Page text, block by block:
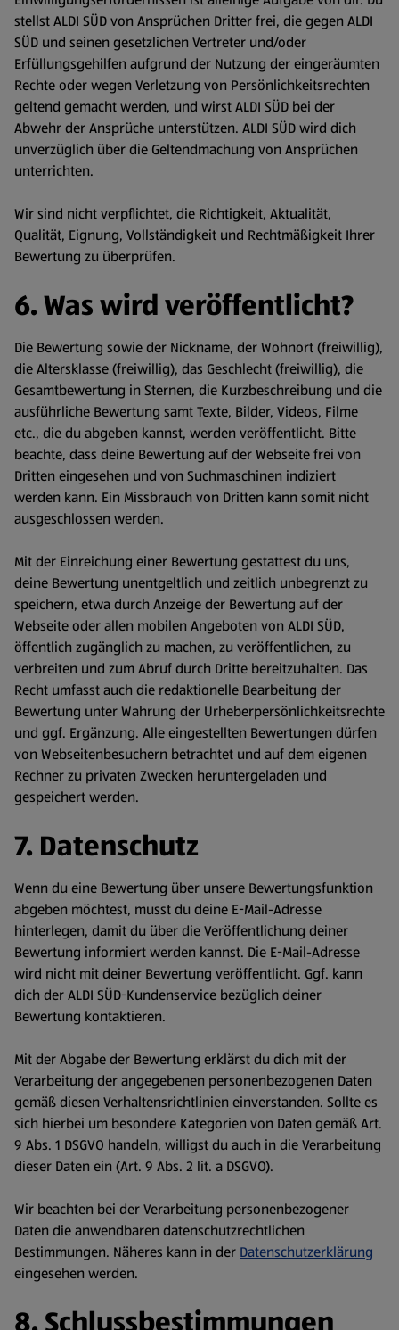
stellst ALDI SÜD von Ansprüchen Dritter frei, die gegen ALDI
SÜD und seinen gesetzlichen Vertreter und/oder
Erfüllungsgehilfen aufgrund der Nutzung der eingeräumten
Rechte oder wegen Verletzung von Persönlichkeitsrechten
geltend gemacht werden, und wirst ALDI SÜD bei der
Abwehr der Ansprüche unterstützen. ALDI SÜD wird dich
unverzüglich über die Geltendmachung von Ansprüchen
unterrichten.
Wir sind nicht verpflichtet, die Richtigkeit, Aktualität,
Qualität, Eignung, Vollständigkeit und Rechtmäßigkeit Ihrer
Bewertung zu überprüfen.
6. Was wird veröffentlicht?
Die Bewertung sowie der Nickname, der Wohnort (freiwillig),
die Altersklasse (freiwillig), das Geschlecht (freiwillig), die
Gesamtbewertung in Sternen, die Kurzbeschreibung und die
ausführliche Bewertung samt Texte, Bilder, Videos, Filme
etc., die du abgeben kannst, werden veröffentlicht. Bitte
beachte, dass deine Bewertung auf der Webseite frei von
Dritten eingesehen und von Suchmaschinen indiziert
werden kann. Ein Missbrauch von Dritten kann somit nicht
ausgeschlossen werden.
Mit der Einreichung einer Bewertung gestattest du uns,
deine Bewertung unentgeltlich und zeitlich unbegrenzt zu
speichern, etwa durch Anzeige der Bewertung auf der
Webseite oder allen mobilen Angeboten von ALDI SÜD,
öffentlich zugänglich zu machen, zu veröffentlichen, zu
verbreiten und zum Abruf durch Dritte bereitzuhalten. Das
Recht umfasst auch die redaktionelle Bearbeitung der
Bewertung unter Wahrung der Urheberpersönlichkeitsrechte
und ggf. Ergänzung. Alle eingestellten Bewertungen dürfen
von Webseitenbesuchern betrachtet und auf dem eigenen
Rechner zu privaten Zwecken heruntergeladen und
gespeichert werden.
7. Datenschutz
Wenn du eine Bewertung über unsere Bewertungsfunktion
abgeben möchtest, musst du deine E-Mail-Adresse
hinterlegen, damit du über die Veröffentlichung deiner
Bewertung informiert werden kannst. Die E-Mail-Adresse
wird nicht mit deiner Bewertung veröffentlicht. Ggf. kann
dich der ALDI SÜD-Kundenservice bezüglich deiner
Bewertung kontaktieren.
Mit der Abgabe der Bewertung erklärst du dich mit der
Verarbeitung der angegebenen personenbezogenen Daten
gemäß diesen Verhaltensrichtlinien einverstanden. Sollte es
sich hierbei um besondere Kategorien von Daten gemäß Art.
9 Abs. 1 DSGVO handeln, willigst du auch in die Verarbeitung
dieser Daten ein (Art. 9 Abs. 2 lit. a DSGVO).
Wir beachten bei der Verarbeitung personenbezogener
Daten die anwendbaren datenschutzrechtlichen
Bestimmungen. Näheres kann in der Datenschutzerklärung
eingesehen werden.